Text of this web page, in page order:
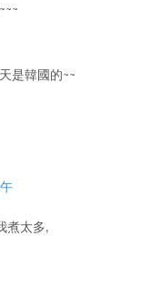
是韓國的~~
煮太多,